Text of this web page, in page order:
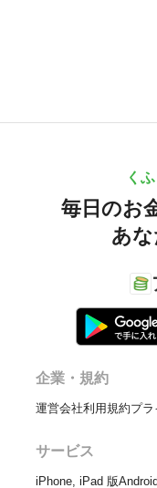
く
毎日のお
あな
企業・規約
運営会社利用規約プ
サービス
iPhone, iPad 版